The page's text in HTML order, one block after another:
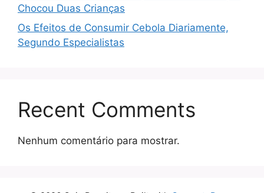
Chocou Duas Crianças
Os Efeitos de Consumir Cebola Diariamente,
Segundo Especialistas
Recent Comments
Nenhum comentário para mostrar.